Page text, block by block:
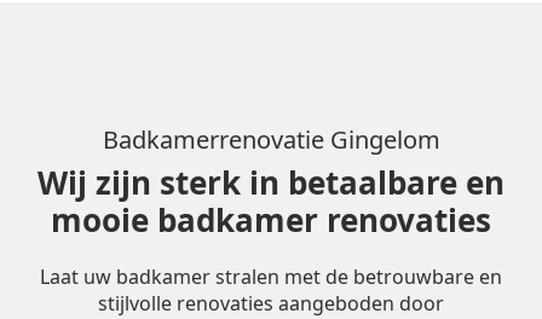
Badkamerrenovatie Gingelom
Wij zijn sterk in betaalbare en
mooie badkamer renovaties
Laat uw badkamer stralen met de betrouwbare en
stijlvolle renovaties aangeboden door